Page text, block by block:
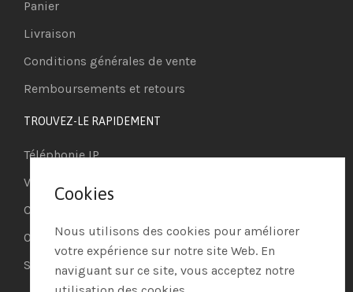
Panier
Livraison
Conditions générales de vente
Remboursements et retours
TROUVEZ-LE RAPIDEMENT
Téléphonie IP
Visioconférence
Casques
Ordinateurs
Systèmes de securité
Cookies
Nous utilisons des cookies pour améliorer
votre expérience sur notre site Web. En
naviguant sur ce site, vous acceptez notre